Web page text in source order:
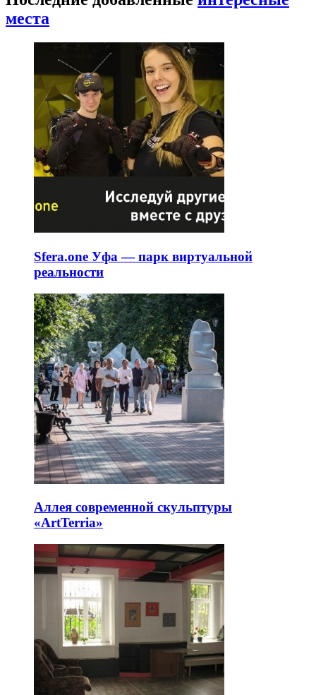
места
Sfera.one Уфа — парк виртуальной
реальности
Аллея современной скульптуры
«ArtTerria»